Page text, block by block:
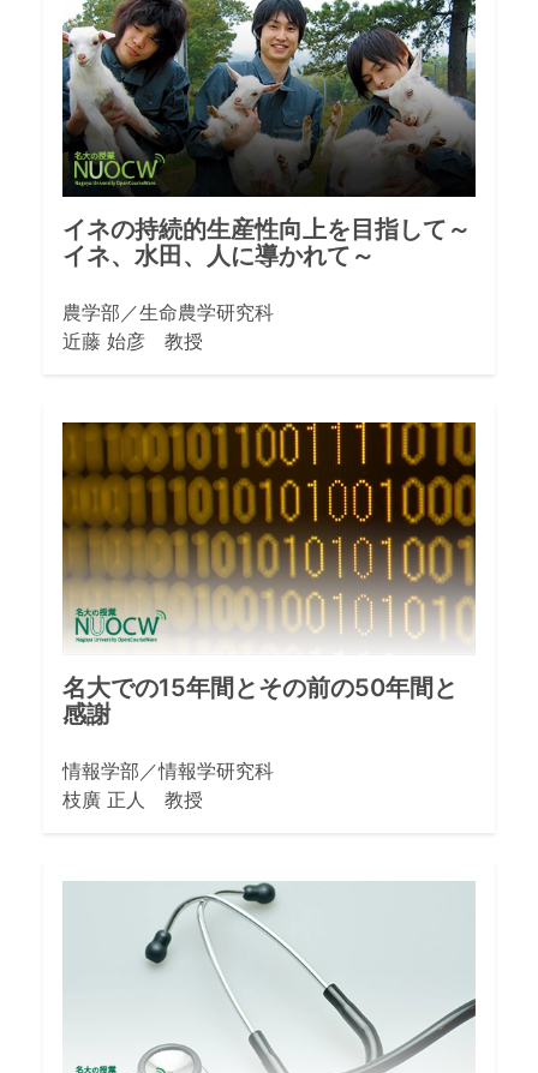
イネの持続的生産性向上を目指して～
イネ、水田、人に導かれて～
農学部／生命農学研究科
近藤 始彦 教授
名大での15年間とその前の50年間と
感謝
情報学部／情報学研究科
枝廣 正人 教授